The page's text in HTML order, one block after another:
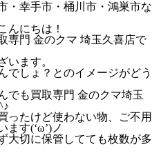
・幸手市・桶川市・鴻巣市な
んにちは！
専門 金のクマ 埼玉久喜店で
います。
でしょ？とのイメージがどう
でも買取専門 金のクマ埼玉
ったけど使わない物、ご不用
ます(‘ω’)ノ
大切に保管してても枚数が多